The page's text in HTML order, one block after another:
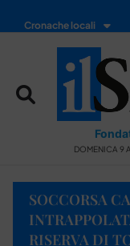
Cronache locali
DOMENICA 9
SOCCORSA
RISERVA DI